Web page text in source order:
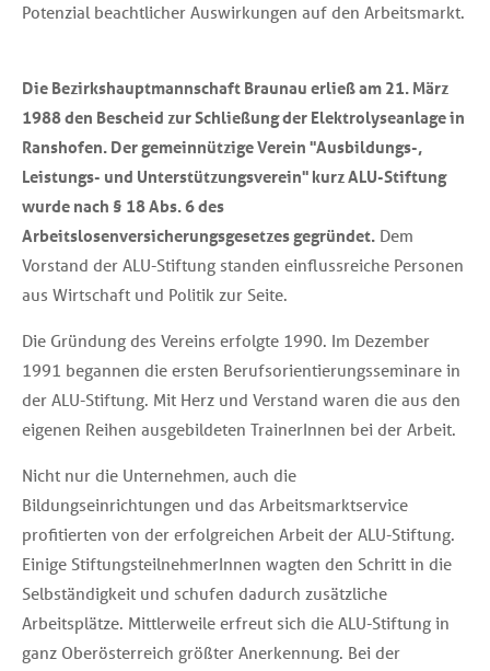
Potenzial beachtlicher Auswirkungen auf den Arbeitsmarkt.
Die Bezirkshauptmannschaft Braunau erließ am 21. März
1988 den Bescheid zur Schließung der Elektrolyseanlage in
Ranshofen. Der gemeinnützige Verein "Ausbildungs-,
Leistungs- und Unterstützungsverein" kurz ALU-Stiftung
wurde nach § 18 Abs. 6 des
Arbeitslosenversicherungsgesetzes gegründet. Dem
Vorstand der ALU-Stiftung standen einflussreiche Personen
aus Wirtschaft und Politik zur Seite.
Die Gründung des Vereins erfolgte 1990. Im Dezember
1991 begannen die ersten Berufsorientierungsseminare in
der ALU-Stiftung. Mit Herz und Verstand waren die aus den
eigenen Reihen ausgebildeten TrainerInnen bei der Arbeit.
Nicht nur die Unternehmen, auch die
Bildungseinrichtungen und das Arbeitsmarktservice
profitierten von der erfolgreichen Arbeit der ALU-Stiftung.
Einige StiftungsteilnehmerInnen wagten den Schritt in die
Selbständigkeit und schufen dadurch zusätzliche
Arbeitsplätze. Mittlerweile erfreut sich die ALU-Stiftung in
ganz Oberösterreich größter Anerkennung. Bei der